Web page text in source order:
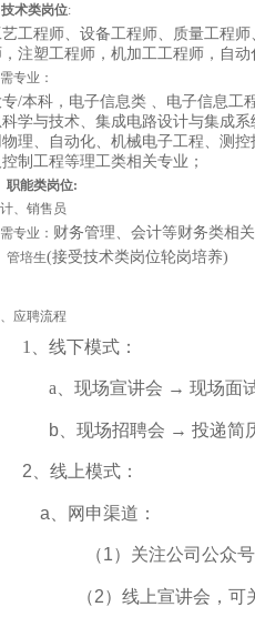
技术类岗位:
艺工程师、设备工程师、质量工程
，注塑工程师，机加工工程师，自
专业：
专/本科，电子信息类 、电子信息工
科学与技术、集成电路设计与集成
物理、自动化、机械电子工程、测
控制工程等理工类相关专业；
职能类岗位:
、销售员
专业： 财务管理、会计等财务类相
管培生(接受技术类岗位轮岗培养)
应聘流程
1 、线下模式：
a 、现场宣讲会 → 现场面
b 、现场招聘会 → 投递简
2 、线上模式：
a 、网申渠道：
（1）关注公司公众
（2）线上宣讲会，可